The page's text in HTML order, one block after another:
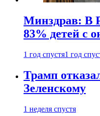
Минздрав: В
83% детей с
1 год спустя1 год
Трамп
Зеленскому
1 неделя спустя